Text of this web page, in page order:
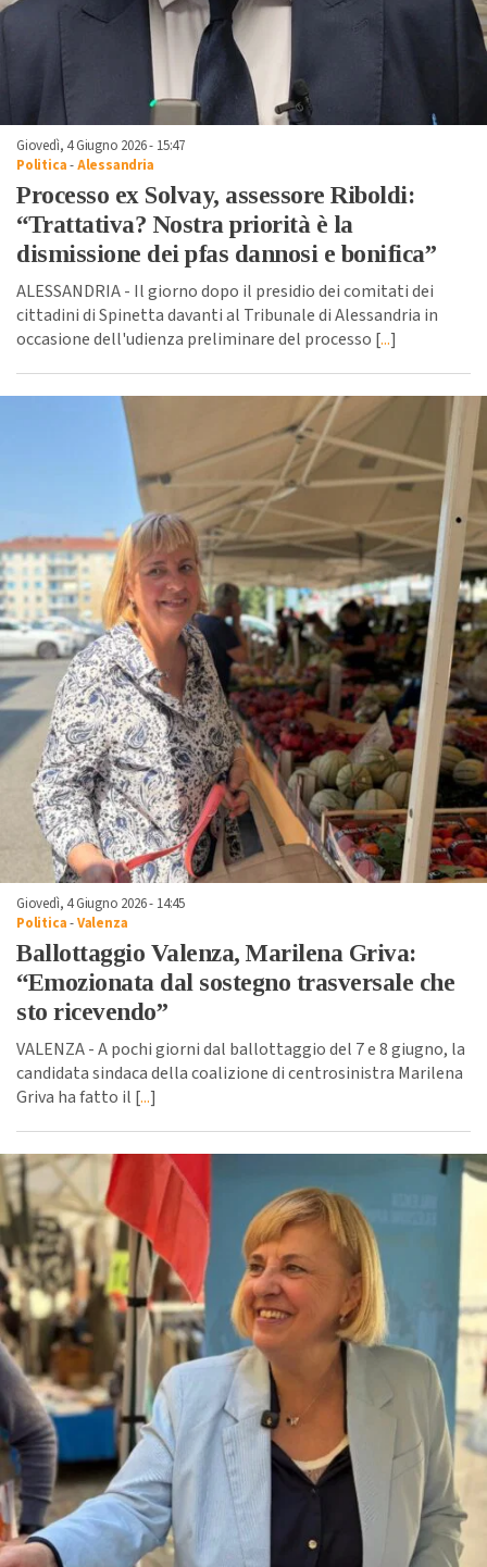
Giovedì, 4 Giugno 2026 - 15:47
Politica-Alessandria
Processo ex Solvay, assessore Riboldi:
“Trattativa? Nostra priorità è la
dismissione dei pfas dannosi e bonifica”
ALESSANDRIA - Il giorno dopo il presidio dei comitati dei
cittadini di Spinetta davanti al Tribunale di Alessandria in
occasione dell'udienza preliminare del processo [...]
Giovedì, 4 Giugno 2026 - 14:45
Politica-Valenza
Ballottaggio Valenza, Marilena Griva:
“Emozionata dal sostegno trasversale che
sto ricevendo”
VALENZA - A pochi giorni dal ballottaggio del 7 e 8 giugno, la
candidata sindaca della coalizione di centrosinistra Marilena
Griva ha fatto il [...]